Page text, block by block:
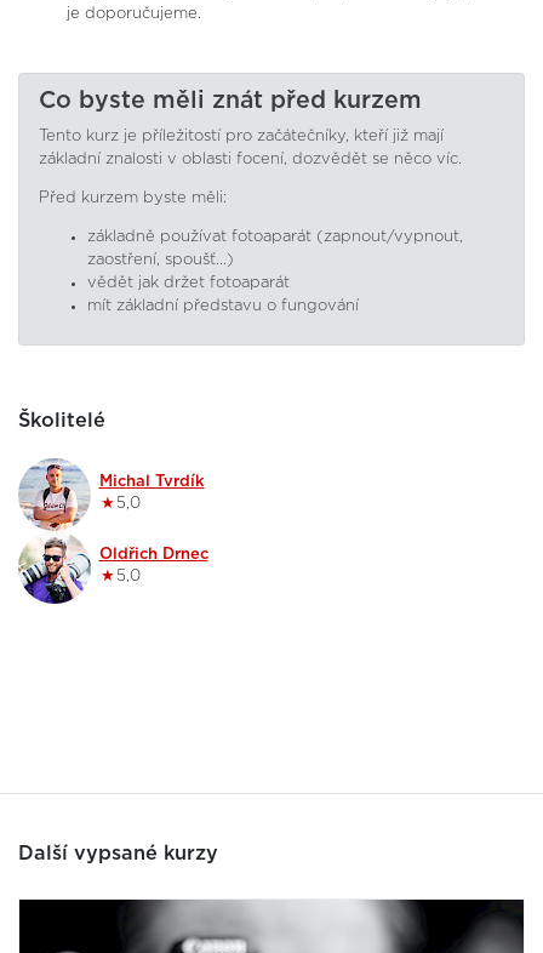
je doporučujeme.
Co byste měli znát před kurzem
Tento kurz je příležitostí pro začátečníky, kteří již mají
základní znalosti v oblasti focení, dozvědět se něco víc.
Před kurzem byste měli:
základně používat fotoaparát (zapnout/vypnout,
zaostření, spoušť...)
vědět jak držet fotoaparát
mít základní představu o fungování
Školitelé
Michal Tvrdík
★ 5,0
Oldřich Drnec
★ 5,0
Další vypsané kurzy